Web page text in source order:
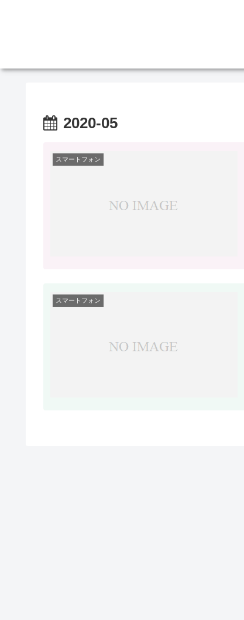
2020-05
スマートフォン
スマートフォン